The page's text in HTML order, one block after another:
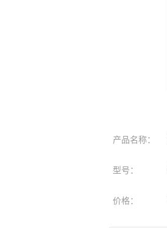
产品名称：
型号：
价格：